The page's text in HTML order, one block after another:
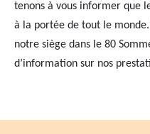
tenons à vous informer que
à la portée de tout le
notre siège dans le 80
d’information sur nos